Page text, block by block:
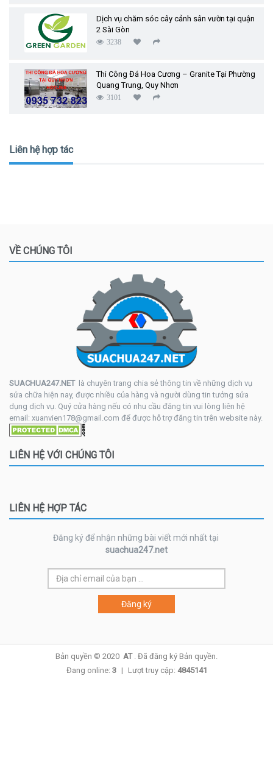
Dịch vụ chăm sóc cây cảnh sân vườn tại quận
2 Sài Gòn
3238
Thi Công Đá Hoa Cương – Granite Tại Phường
Quang Trung, Quy Nhơn
3101
Liên hệ hợp tác
VỀ CHÚNG TÔI
SUACHUA247.NET là chuyên trang chia sẻ thông tin về những dịch vụ
sửa chữa hiện nay, được nhiều của hàng và người dùng tin tưởng sửa
dụng dịch vụ. Quý cửa hàng nếu có nhu cầu đăng tin vui lòng liên hệ
email: xuanvien178@gmail.com để được hỗ trợ đăng tin trên website này.
LIÊN HỆ VỚI CHÚNG TÔI
LIÊN HỆ HỢP TÁC
Đăng ký để nhận những bài viết mới nhất tại
suachua247.net
Bản quyền © 2020 AT. Đã đăng ký Bản quyền.
Đang online: 3 | Lượt truy cập: 4845141